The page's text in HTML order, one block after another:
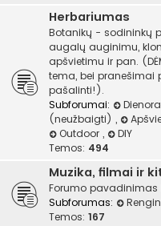
Herbariumas
Botanikų - sodininkų
augalų auginimu,
apšvietimu ir pan.
tema, bei pranešimai
pašalinti!).
Subforumai:
(neužbaigti) ,
Outdoor ,
DIY
Temos: 494
Muzika, filmai ir
Forumo pavadinimas
Subforumas:
Temos: 167